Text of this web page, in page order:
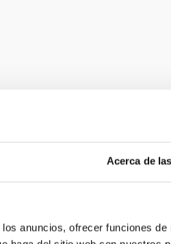
Acerca de
anuncios, ofrecer funciones de